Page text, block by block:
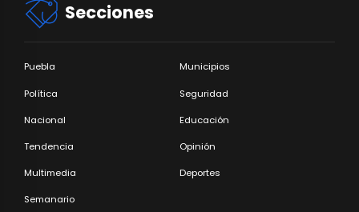
Secciones
Puebla Municipios
Política Seguridad
Nacional Educación
Tendencia Opinión
Multimedia Deportes
Semanario